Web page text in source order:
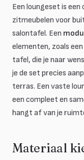
Een loungeset is
zitmeubelen voor
salontafel. Een
elementen, zoals
tafel, die je naar
je de set precies
terras. Een vaste
een compleet en
hangt af van je
Materiaal